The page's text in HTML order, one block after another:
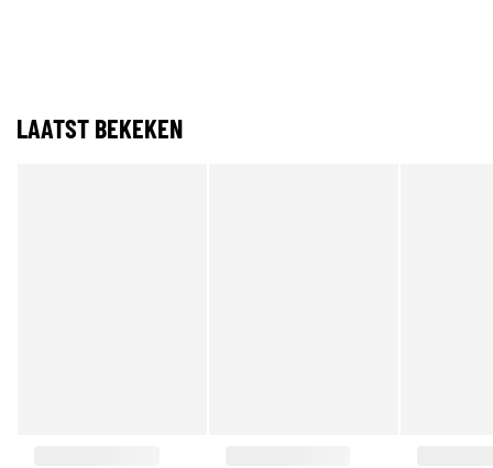
LAATST BEKEKEN